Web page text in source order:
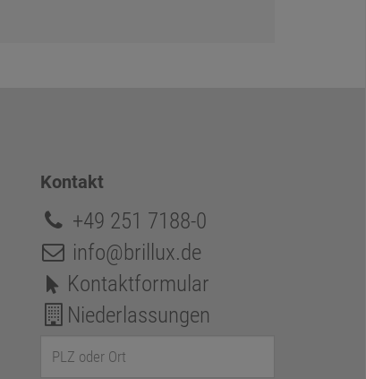
Kontakt
+49 251 7188-0
info@brillux.de
Kontaktformular
Niederlassungen